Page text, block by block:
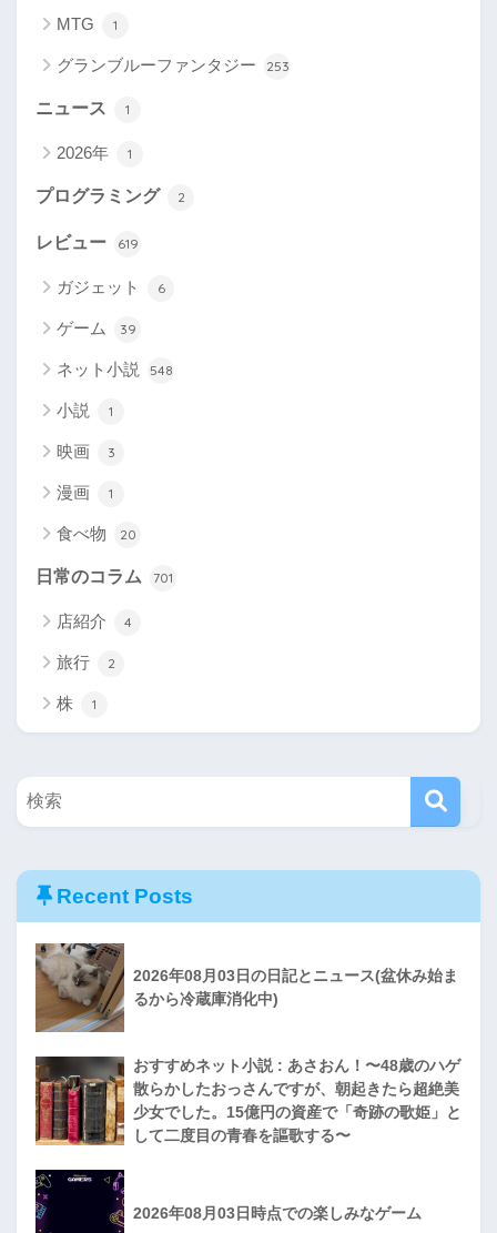
MTG 1
グランブルーファンタジー 253
ニュース 1
2026年 1
プログラミング 2
レビュー 619
ガジェット 6
ゲーム 39
ネット小説 548
小説 1
映画 3
漫画 1
食べ物 20
日常のコラム 701
店紹介 4
旅行 2
株 1
Recent Posts
2026年08月03日の日記とニュース(盆休み始ま
るから冷蔵庫消化中)
おすすめネット小説 : あさおん！〜48歳のハゲ
散らかしたおっさんですが、朝起きたら超絶美
少女でした。15億円の資産で「奇跡の歌姫」と
して二度目の青春を謳歌する〜
2026年08月03日時点での楽しみなゲーム